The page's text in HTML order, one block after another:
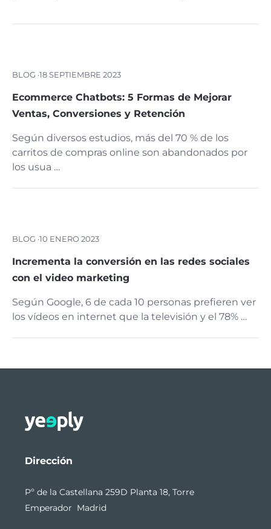
BLOG ·18 SEPTIEMBRE 2023
Ecommerce Chatbots: 5 Formas de Mejorar
Ventas, Conversiones y Retención
Según diversos estudios, más del 70 % de los
carritos de compras online son abandonados por
los usua …
BLOG ·10 ENERO 2023
Incrementa la conversión en las redes sociales
con el video marketing
Según Google, 6 de cada 10 personas prefieren ver
los vídeos en internet que la televisión y el 78% …
Dirección
Pº de la Castellana 259D Planta 18, Torre
Emperador Madrid